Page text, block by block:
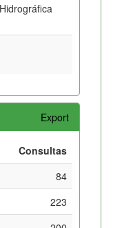
Export
Consultas
84
223